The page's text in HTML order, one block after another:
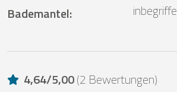
Bademantel:
4,64/5,00(2 Bewertungen)